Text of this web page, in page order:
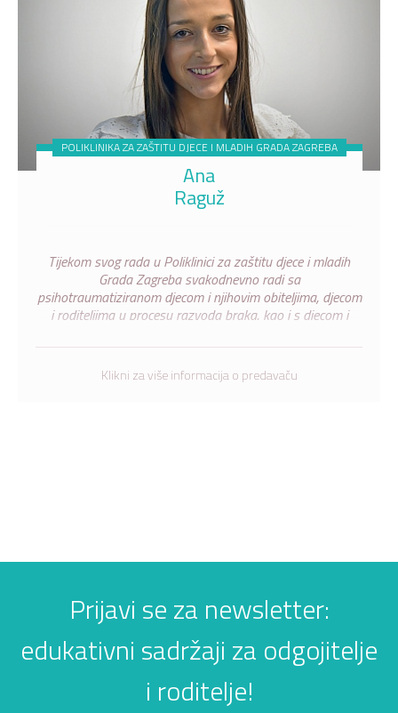
POLIKLINIKA ZA ZAŠTITU DJECE I MLADIH GRADA ZAGREBA
Ana
Raguž
Tijekom svog rada u Poliklinici za zaštitu djece i mladih
Grada Zagreba svakodnevno radi sa
psihotraumatiziranom djecom i njihovim obiteljima, djecom
i roditeljima u procesu razvoda braka, kao i s djecom i
aspektima dječjeg ili roditeljskog funkcioniranja.
Klikni za više informacija o predavaču
Prijavi se za newsletter:
edukativni sadržaji za odgojitelje
i roditelje!